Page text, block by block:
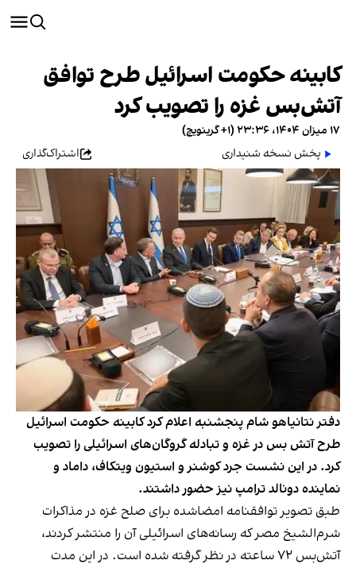
کابینه حکومت اسرائیل طرح توافق
آتش‌بس غزه را تصویب کرد
۱۷ میزان ۱۴۰۴، ۲۳:۳۶ (‎+۱ گرینویچ)
پخش نسخه شنیداری
اشتراک‌گذاری
دفتر نتانیاهو شام پنجشنبه اعلام کرد کابینه حکومت اسرائیل
طرح آتش بس در غزه و تبادله گروگان‌های اسرائیلی را تصویب
کرد. در این نشست جرد کوشنر و استیون ویتکاف، داماد و
نماینده دونالد ترامپ نیز حضور داشتند.
طبق تصویر توافقنامه امضاشده برای صلح غزه در مذاکرات
شرم‌الشیخ مصر که رسانه‌های اسرائیلی آن را منتشر کردند،
آتش‌بس ۷۲ ساعته در نظر گرفته شده است. در این مدت